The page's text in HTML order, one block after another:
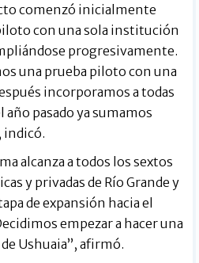
comenzó inicialmente
con una sola institución
progresivamente.
una prueba piloto con una
incorporamos a todas
año pasado ya sumamos
indicó.
alcanza a todos los sextos
y privadas de Río Grande y
de expansión hacia el
empezar a hacer una
Ushuaia”, afirmó.